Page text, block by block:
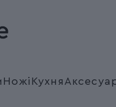
Ножі Кухня